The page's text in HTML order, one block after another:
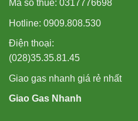
Mã số thuế: 0317776698
Hotline: 0909.808.530
Điện thoại:
(028)35.35.81.45
Giao gas nhanh giá rẻ nhất
Giao Gas Nhanh